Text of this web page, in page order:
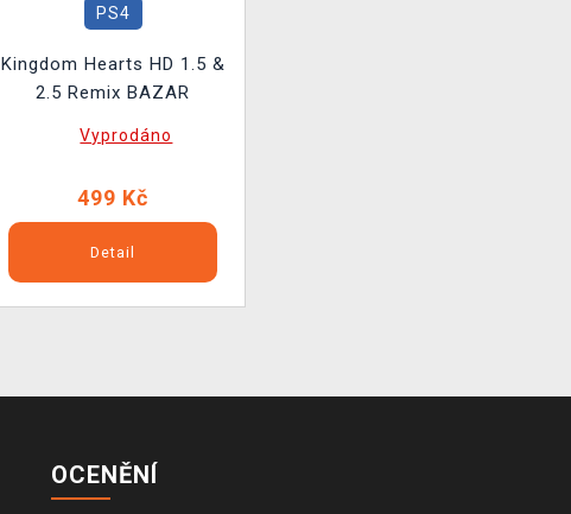
PS4
Kingdom Hearts HD 1.5 &
2.5 Remix BAZAR
Vyprodáno
499 Kč
Detail
OCENĚNÍ